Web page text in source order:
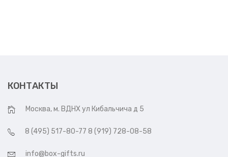
КОНТАКТЫ
Москва, м. ВДНХ ул Кибальчича д 5
8 (495) 517-80-77 8 (919) 728-08-58
info@box-gifts.ru